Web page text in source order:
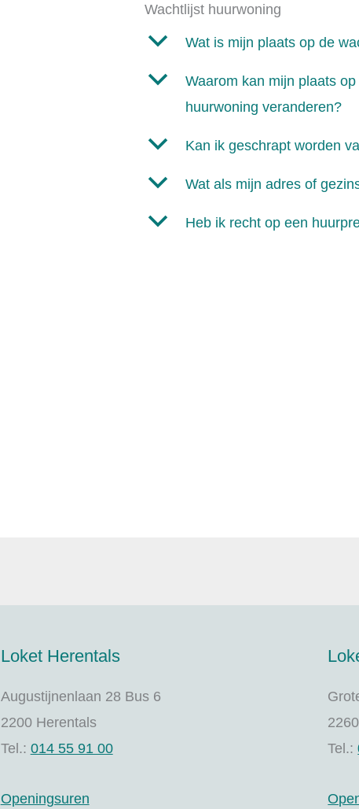
Wachtlijst huurwoning
b Wat is mijn plaats op de
b
Waarom kan mijn plaats
huurwoning veranderen?
b Kan ik geschrapt worden
b Wat als mijn adres of
b Heb ik recht op een
Loket Herentals
Augustijnenlaan 28 Bus 6
2200 Herentals
Tel.: 014 55 91 00
Openingsuren
Tel.: